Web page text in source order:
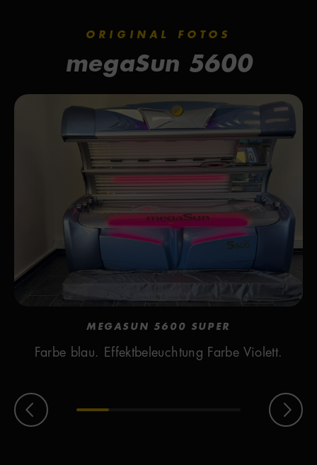
ORIGINAL FOTOS
megaSun 5600
MEGASUN 5600 SUPER
Farbe blau. Effektbeleuchtung Farbe Violett.